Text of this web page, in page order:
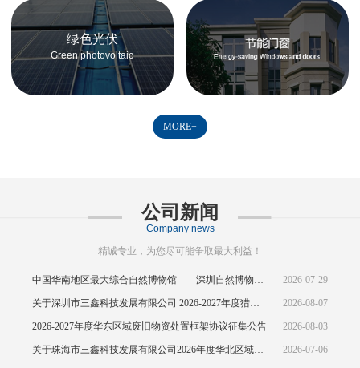
绿色光伏
Green photovoltaic
MORE+
公司新闻
Company news
精诚专业，为您尽可能争取最大利益！
2026-07-29
2026-08-07
2026-2027年度华东区域废旧物资处置框架协议征集公告 2026-08-03
2026-07-06